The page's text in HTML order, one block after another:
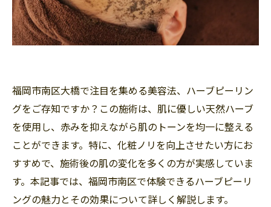
福岡市南区大橋で注目を集める美容法、ハーブピーリン
グをご存知ですか？この施術は、肌に優しい天然ハーブ
を使用し、赤みを抑えながら肌のトーンを均一に整える
ことができます。特に、化粧ノリを向上させたい方にお
すすめで、施術後の肌の変化を多くの方が実感していま
す。本記事では、福岡市南区で体験できるハーブピーリ
ングの魅力とその効果について詳しく解説します。